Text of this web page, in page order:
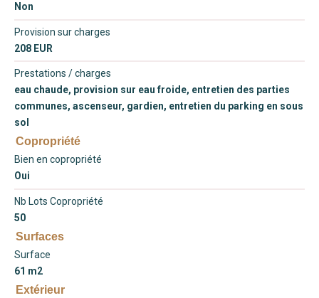
Non
Provision sur charges
208 EUR
Prestations / charges
eau chaude, provision sur eau froide, entretien des parties
communes, ascenseur, gardien, entretien du parking en sous
sol
Copropriété
Bien en copropriété
Oui
Nb Lots Copropriété
50
Surfaces
Surface
61 m2
Extérieur